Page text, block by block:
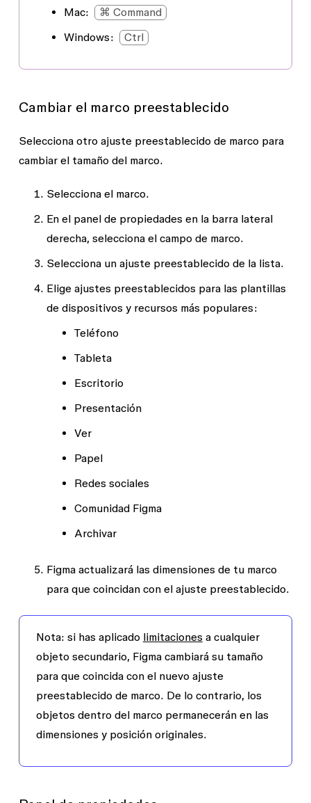
Mac:
⌘ Command
Windows:
Ctrl
Cambiar el marco preestablecido
Selecciona otro ajuste preestablecido de marco para
cambiar el tamaño del marco.
Selecciona el marco.
En el panel de propiedades en la barra lateral
derecha, selecciona el campo de marco.
Selecciona un ajuste preestablecido de la lista.
Elige ajustes preestablecidos para las plantillas
de dispositivos y recursos más populares:
Teléfono
Tableta
Escritorio
Presentación
Ver
Papel
Redes sociales
Comunidad Figma
Archivar
Figma actualizará las dimensiones de tu marco
para que coincidan con el ajuste preestablecido.
Nota: si has aplicado limitaciones a cualquier
objeto secundario, Figma cambiará su tamaño
para que coincida con el nuevo ajuste
preestablecido de marco. De lo contrario, los
objetos dentro del marco permanecerán en las
dimensiones y posición originales.